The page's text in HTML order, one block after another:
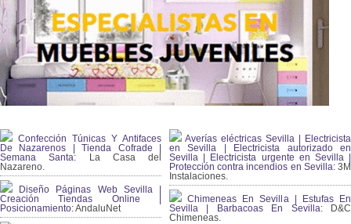
Confección Túnicas Y Antifaces
De Nazarenos | Tienda Cofrade |
Semana Santa: La Casa del
Nazareno.
Diseño Páginas Web Sevilla |
Creación Tiendas Online |
Posicionamiento:AndaluNet
Averías eléctricas Sevilla | Electricista
en Sevilla | Electricista autorizado en
Sevilla | Electricista urgente en Sevilla |
Protección contra incendios en Sevilla:3M
Instalaciones.
Chimeneas En Sevilla | Estufas En
Sevilla | Barbacoas En Sevilla:D&C
Chimeneas.